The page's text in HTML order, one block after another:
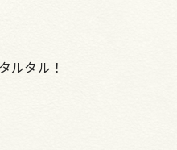
ルタル！